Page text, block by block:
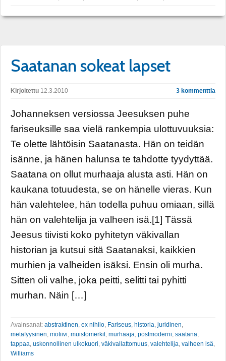
Saatanan sokeat lapset
Kirjoitettu 12.3.2010 3 kommenttia
Johanneksen versiossa Jeesuksen puhe
fariseuksille saa vielä rankempia ulottuvuuksia:
Te olette lähtöisin Saatanasta. Hän on teidän
isänne, ja hänen halunsa te tahdotte tyydyttää.
Saatana on ollut murhaaja alusta asti. Hän on
kaukana totuudesta, se on hänelle vieras. Kun
hän valehtelee, hän todella puhuu omiaan, sillä
hän on valehtelija ja valheen isä.[1] Tässä
Jeesus tiivisti koko pyhitetyn väkivallan
historian ja kutsui sitä Saatanaksi, kaikkien
murhien ja valheiden isäksi. Ensin oli murha.
Sitten oli valhe, joka peitti, selitti tai pyhitti
murhan. Näin […]
Avainsanat: abstraktinen, ex nihilo, Fariseus, historia, juridinen,
metafyysinen, motiivi, muistomerkit, murhaaja, postmoderni, saatana,
tappaa, uskonnollinen ulkokuori, väkivallattomuus, valehtelija, valheen isä,
Williams